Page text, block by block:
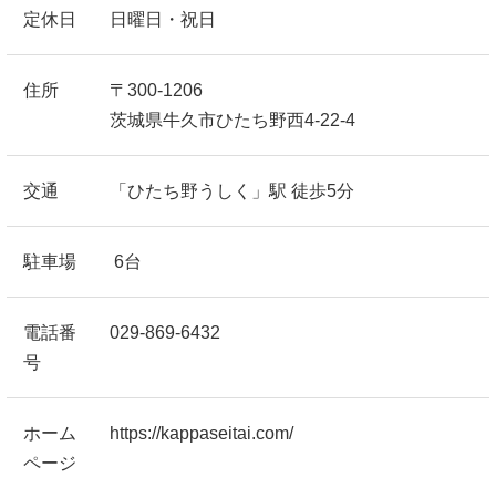
定休日 日曜日・祝日
住所
〒300-1206
茨城県牛久市ひたち野西4-22-4
交通 「ひたち野うしく」駅 徒歩5分
駐車場 6台
電話番
号
029-869-6432
ホーム
ページ
https://kappaseitai.com/